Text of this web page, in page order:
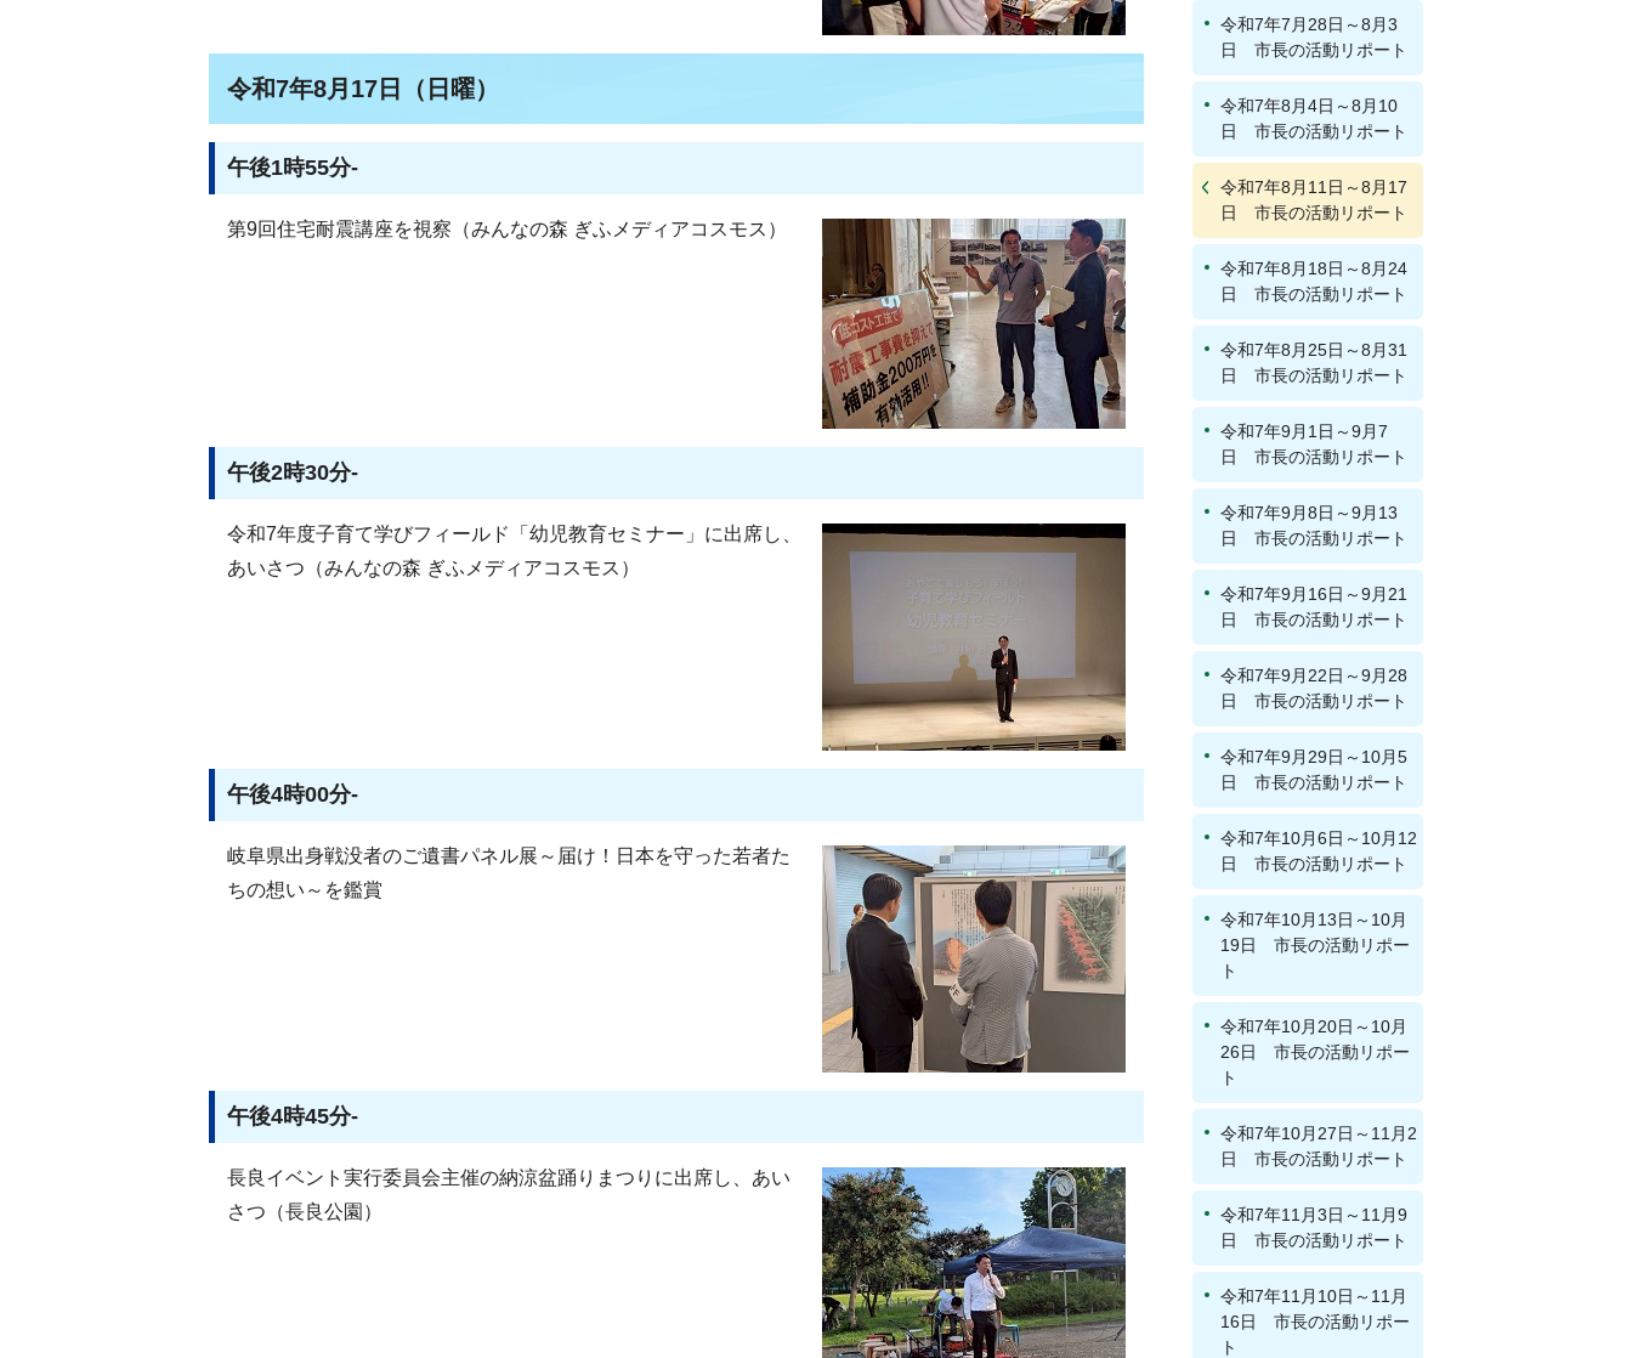
令和7年8月17日（日曜）
午後1時55分-
第9回住宅耐震講座を視察（みんなの森 ぎふメディアコスモス）
午後2時30分-
令和7年度子育て学びフィールド「幼児教育セミナー」に出席し、
あいさつ（みんなの森 ぎふメディアコスモス）
午後4時00分-
岐阜県出身戦没者のご遺書パネル展～届け！日本を守った若者た
ちの想い～を鑑賞
午後4時45分-
長良イベント実行委員会主催の納涼盆踊りまつりに出席し、あい
さつ（長良公園）
令和7年7月28日～8月3
日 市長の活動リポート
令和7年8月4日～8月10
日 市長の活動リポート
令和7年8月11日～8月17
日 市長の活動リポート
令和7年8月18日～8月24
日 市長の活動リポート
令和7年8月25日～8月31
日 市長の活動リポート
令和7年9月1日～9月7
日 市長の活動リポート
令和7年9月8日～9月13
日 市長の活動リポート
令和7年9月16日～9月21
日 市長の活動リポート
令和7年9月22日～9月28
日 市長の活動リポート
令和7年9月29日～10月5
日 市長の活動リポート
令和7年10月6日～10月12
日 市長の活動リポート
令和7年10月13日～10月
19日 市長の活動リポー
ト
令和7年10月20日～10月
26日 市長の活動リポー
ト
令和7年10月27日～11月2
日 市長の活動リポート
令和7年11月3日～11月9
日 市長の活動リポート
令和7年11月10日～11月
16日 市長の活動リポー
ト